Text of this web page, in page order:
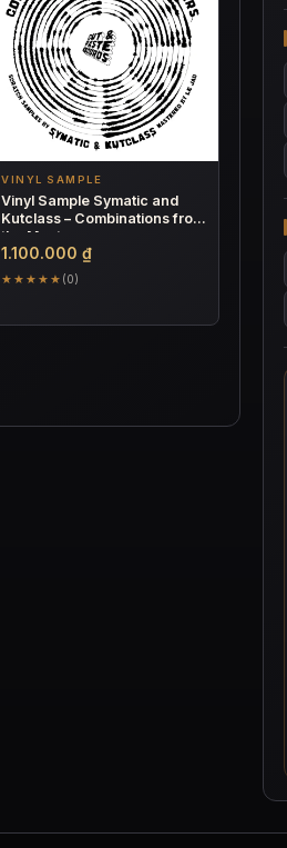
VINYL SAMPLE
Vinyl Sample Symatic and
Kutclass – Combinations from
the Masters
1.100.000 ₫
★★★★★ (0)